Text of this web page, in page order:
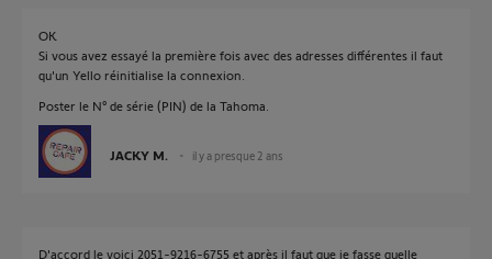
OK
Si vous avez essayé la première fois avec des adresses différentes il faut
qu'un Yello réinitialise la connexion.
Poster le N° de série (PIN) de la Tahoma.
JACKY M. il y a presque 2 ans
D'accord le voici 2051-9216-6755 et après il faut que je fasse quelle